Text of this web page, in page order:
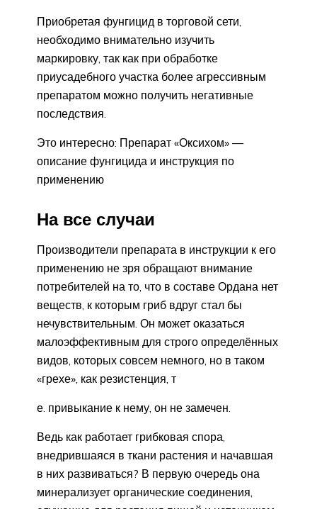
Приобретая фунгицид в торговой сети,
необходимо внимательно изучить
маркировку, так как при обработке
приусадебного участка более агрессивным
препаратом можно получить негативные
последствия.
Это интересно: Препарат «Оксихом» —
описание фунгицида и инструкция по
применению
На все случаи
Производители препарата в инструкции к его
применению не зря обращают внимание
потребителей на то, что в составе Ордана нет
веществ, к которым гриб вдруг стал бы
нечувствительным. Он может оказаться
малоэффективным для строго определённых
видов, которых совсем немного, но в таком
«грехе», как резистенция, т
е. привыкание к нему, он не замечен.
Ведь как работает грибковая спора,
внедрившаяся в ткани растения и начавшая
в них развиваться? В первую очередь она
минерализует органические соединения,